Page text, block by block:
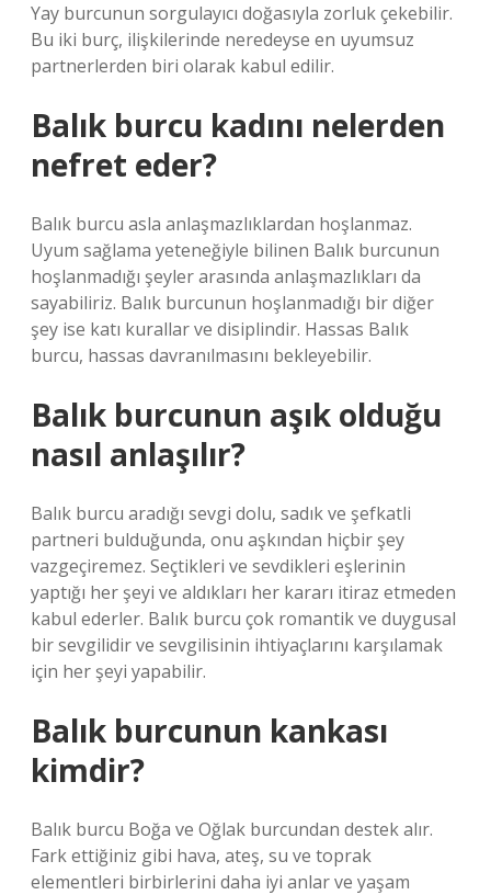
Yay burcunun sorgulayıcı doğasıyla zorluk çekebilir.
Bu iki burç, ilişkilerinde neredeyse en uyumsuz
partnerlerden biri olarak kabul edilir.
Balık burcu kadını nelerden
nefret eder?
Balık burcu asla anlaşmazlıklardan hoşlanmaz.
Uyum sağlama yeteneğiyle bilinen Balık burcunun
hoşlanmadığı şeyler arasında anlaşmazlıkları da
sayabiliriz. Balık burcunun hoşlanmadığı bir diğer
şey ise katı kurallar ve disiplindir. Hassas Balık
burcu, hassas davranılmasını bekleyebilir.
Balık burcunun aşık olduğu
nasıl anlaşılır?
Balık burcu aradığı sevgi dolu, sadık ve şefkatli
partneri bulduğunda, onu aşkından hiçbir şey
vazgeçiremez. Seçtikleri ve sevdikleri eşlerinin
yaptığı her şeyi ve aldıkları her kararı itiraz etmeden
kabul ederler. Balık burcu çok romantik ve duygusal
bir sevgilidir ve sevgilisinin ihtiyaçlarını karşılamak
için her şeyi yapabilir.
Balık burcunun kankası
kimdir?
Balık burcu Boğa ve Oğlak burcundan destek alır.
Fark ettiğiniz gibi hava, ateş, su ve toprak
elementleri birbirlerini daha iyi anlar ve yaşam